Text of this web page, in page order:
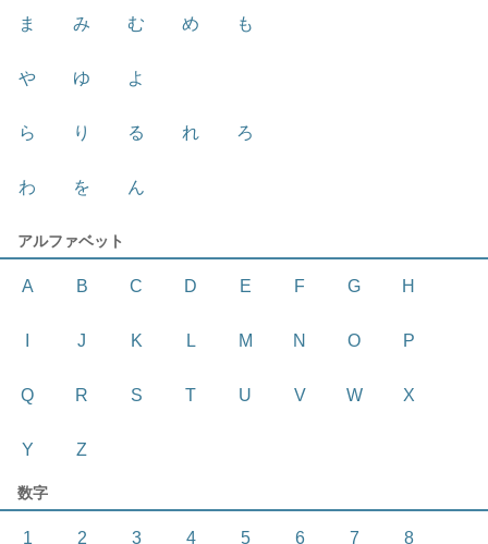
ま み む め も
や ゆ よ
ら り る れ ろ
わ を ん
アルファベット
A B C D E F G H
J K L M N O P
Q R S T U V W X
Y Z
数字
1 2 3 4 5 6 7 8